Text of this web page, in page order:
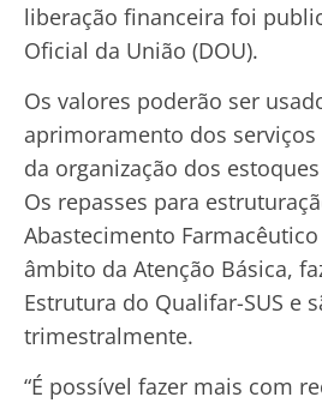
liberação financeira foi
Oficial da União (DOU).
Os valores poderão ser
aprimoramento dos
da organização dos
Os repasses para
Abastecimento
âmbito da Atenção Básica,
Estrutura do Qualifar-SUS e
trimestralmente.
“É possível fazer mais com